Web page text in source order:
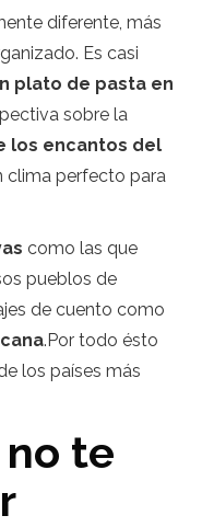
diferente, más
Es casi
plato de pasta en
sobre la
los encantos del
clima perfecto para
como las que
pueblos de
de cuento como
.Por todo ésto
los países más
te